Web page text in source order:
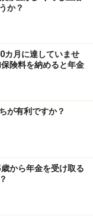
か？
カ月に達していませ
険料を納めると年金
が有利ですか？
から年金を受け取る